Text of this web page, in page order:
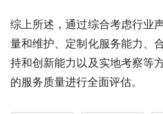
综上所述，通过综合考虑行业
量和维护、定制化服务能力、
持和创新能力以及实地考察等
的服务质量进行全面评估。